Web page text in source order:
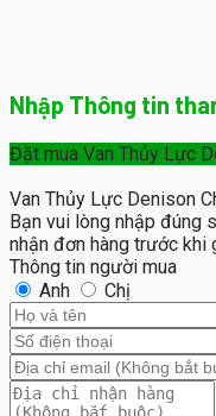
Nhập Thông tin
Đặt mua Van Thủy Lực
Van Thủy Lực Denison
Bạn vui lòng nhập đúng
nhận đơn hàng trước khi
Thông tin người mua
Anh
Chị